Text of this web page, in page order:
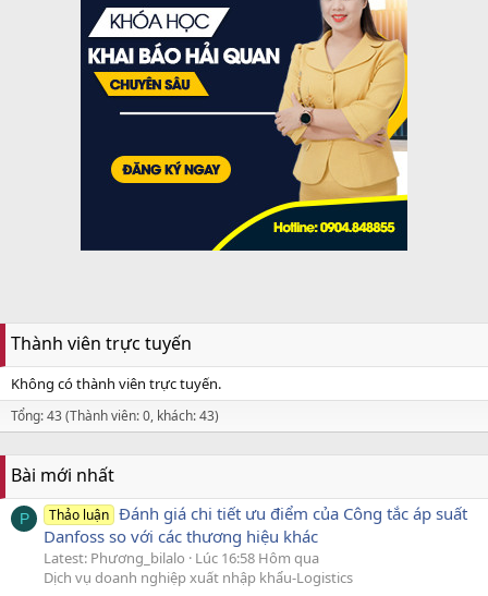
Thành viên trực tuyến
Không có thành viên trực tuyến.
Tổng: 43 (Thành viên: 0, khách: 43)
Bài mới nhất
P Thảo luận Đánh giá chi tiết ưu điểm của Công tắc áp suất
Danfoss so với các thương hiệu khác
Latest: Phương_bilalo
Lúc 16:58 Hôm qua
Dịch vụ doanh nghiệp xuất nhập khẩu-Logistics